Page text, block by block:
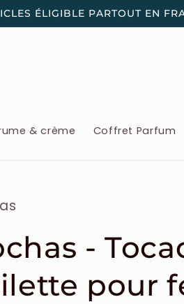
ÉLIGIBLE PARTOUT EN
& crème Coffret Parfum
-
pour